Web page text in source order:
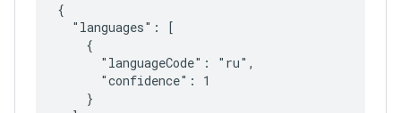
{
  "languages": [
    {
      "languageCode": "ru",
      "confidence": 1
    }